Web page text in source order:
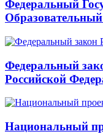
Федеральный
Федеральный
Российской
Национальный